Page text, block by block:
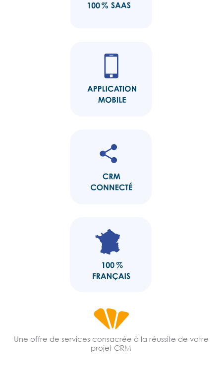
Une offre de services consacrée à la réussite de votre
projet CRM